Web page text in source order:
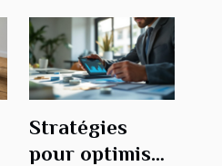
Stratégies
pour optimiser